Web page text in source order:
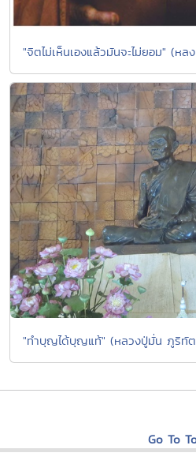
"จิตไม่เห็นเองแล้วมันจะไม่ยอม" (หล
"ทำบุญได้บุญแท้" (หลวงปู่มั่น ภูริทัต
Go To